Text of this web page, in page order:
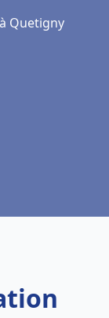
Quetigny